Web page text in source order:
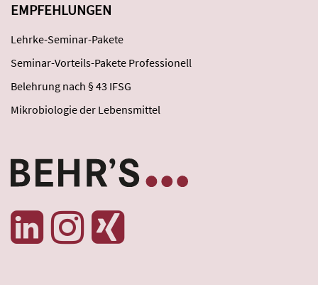
EMPFEHLUNGEN
Lehrke-Seminar-Pakete
Seminar-Vorteils-Pakete Professionell
Belehrung nach § 43 IFSG
Mikrobiologie der Lebensmittel